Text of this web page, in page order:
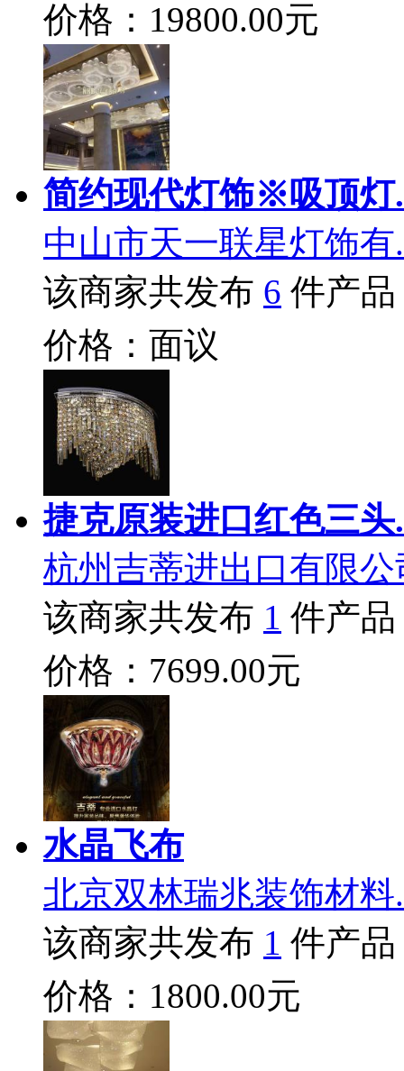
价格：19800.00元
简约现代灯饰※吸顶灯
中山市天一联星灯饰有
该商家共发布 6 件产品
价格：面议
捷克原装进口红色三头
杭州吉蒂进出口有限公
该商家共发布 1 件产品
价格：7699.00元
水晶飞布
北京双林瑞兆装饰材料
该商家共发布 1 件产品
价格：1800.00元